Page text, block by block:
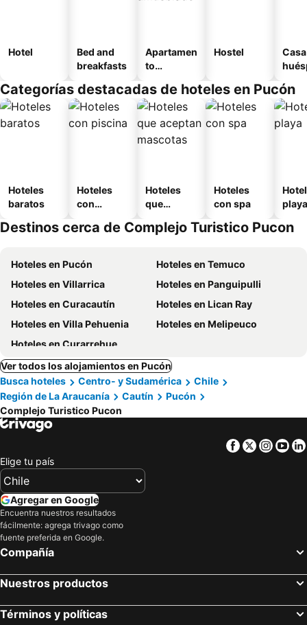
Hotel
Bed and
breakfasts
Apartamen
to
o
Hostel
Categorías destacadas de hoteles en Pucón
Hoteles
baratos
Hoteles
con
Hoteles
que
mascotas
Hoteles
con spa
playa
Destinos cerca de Complejo Turistico Pucon
Hoteles en Pucón
Hoteles en Temuco
Hoteles en Villarrica
Hoteles en Panguipulli
Hoteles en Curacautín
Hoteles en Lican Ray
Hoteles en Villa Pehuenia
Hoteles en Melipeuco
Hoteles en Curarrehue
Ver todos los alojamientos en Pucón
Busca hoteles
Centro- y Sudamérica
Chile
Región de La Araucanía
Cautín
Pucón
Complejo Turistico Pucon
Facebook
Twitter
Elige tu país
Agregar en Google
Encuentra nuestros resultados
fácilmente: agrega trivago como
fuente preferida en Google.
Compañía
Nuestros productos
Términos y políticas